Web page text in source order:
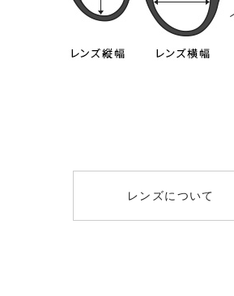
レンズについて